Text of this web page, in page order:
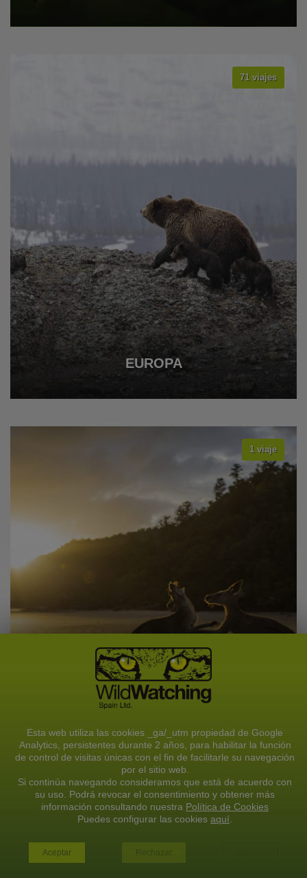
71 viajes
EUROPA
1 viaje
OCEANÍA
VER TODOS LOS VIAJES
Esta web utiliza las cookies _ga/_utm propiedad de Google
Analytics, persistentes durante 2 años, para habilitar la función
de control de visitas únicas con el fin de facilitarle su navegación
por el sitio web.
Si continúa navegando consideramos que está de acuerdo con
su uso. Podrá revocar el consentimiento y obtener más
información consultando nuestra Política de Cookies
Puedes configurar las cookies aquí
Aceptar